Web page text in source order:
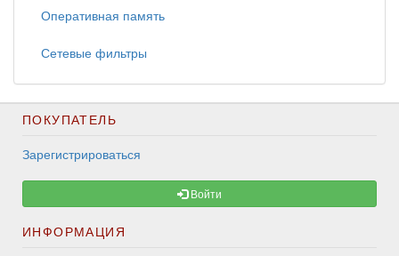
Оперативная память
Сетевые фильтры
ПОКУПАТЕЛЬ
Зарегистрироваться
Войти
ИНФОРМАЦИЯ